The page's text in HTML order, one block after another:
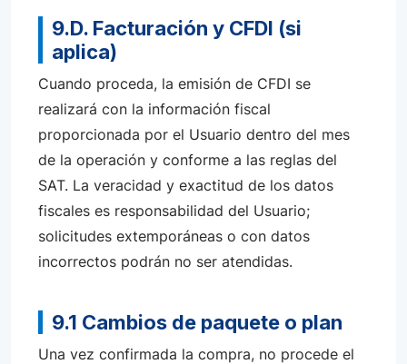
9.D. Facturación y CFDI (si
aplica)
Cuando proceda, la emisión de CFDI se
realizará con la información fiscal
proporcionada por el Usuario dentro del mes
de la operación y conforme a las reglas del
SAT. La veracidad y exactitud de los datos
fiscales es responsabilidad del Usuario;
solicitudes extemporáneas o con datos
incorrectos podrán no ser atendidas.
9.1 Cambios de paquete o plan
Una vez confirmada la compra, no procede el